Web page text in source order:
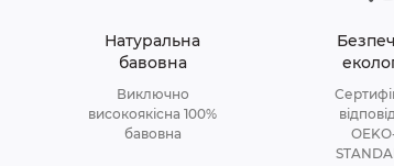
Натуральна
бавовна
Виключно
високоякісна 100%
бавовна